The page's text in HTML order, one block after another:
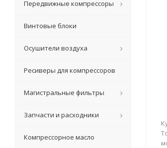
Передвижные компрессоры
Винтовые блоки
Осушители воздуха
Ресиверы для компрессоров
Магистральные фильтры
Запчасти и расходники
Компрессорное масло